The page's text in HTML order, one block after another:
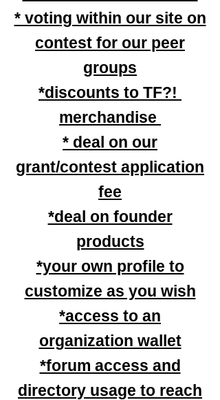
* voting within our site on
contest for our peer
groups
*discounts to TF?!
merchandise
* deal on our
grant/contest application
fee
*deal on founder
products
*your own profile to
customize as you wish
*access to an
organization wallet
*forum access and
directory usage to reach